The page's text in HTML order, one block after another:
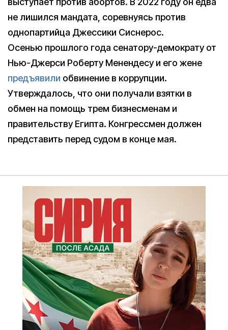
не лишился мандата, соревнуясь против
однопартийца Джессики Сиснерос.
Осенью прошлого года сенатору-демократу от
Нью-Джерси Роберту Менендесу и его жене
предъявили обвинение в коррупции.
Утверждалось, что они получали взятки в
обмен на помощь трем бизнесменам и
правительству Египта. Конгрессмен должен
представить перед судом в конце мая.